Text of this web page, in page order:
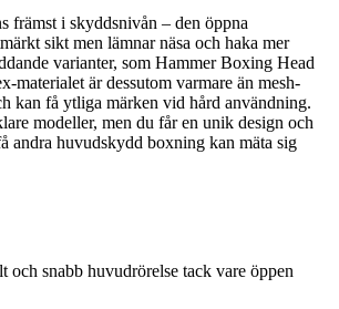
främst i skyddsnivån – den öppna
sikt men lämnar näsa och haka mer
varianter, som Hammer Boxing Head
materialet är dessutom varmare än mesh-
kan få ytliga märken vid hård användning.
modeller, men du får en unik design och
andra huvudskydd boxning kan mäta sig
och snabb huvudrörelse tack vare öppen